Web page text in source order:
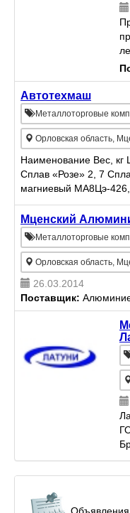
Автотехмаш
Металлоторговые
Орловская область,
Наименование Вес,
Сплав «Розе» 2, 7
магниевый МА8Цэ-
187.................
Мценский
Металлоторговые
Орловская область,
26.03.2014
Поставщик:
Объявления